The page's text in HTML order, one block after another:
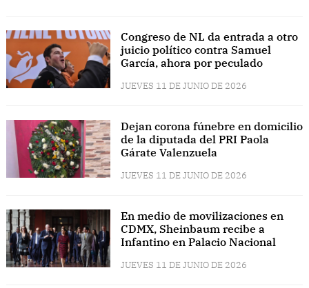
Congreso de NL da entrada a otro
juicio político contra Samuel
García, ahora por peculado
JUEVES 11 DE JUNIO DE 2026
Dejan corona fúnebre en domicilio
de la diputada del PRI Paola
Gárate Valenzuela
JUEVES 11 DE JUNIO DE 2026
En medio de movilizaciones en
CDMX, Sheinbaum recibe a
Infantino en Palacio Nacional
JUEVES 11 DE JUNIO DE 2026